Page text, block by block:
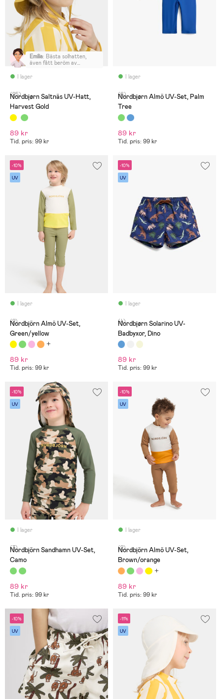
I lager
Emilia: Bästa solhatten,
även fått beröm av
längre i bak så nacken
och snart 3 åringen kan
även göra det själv.
(25)
Nordbjørn Saltnäs UV-Hatt,
Harvest Gold
89 kr
Tid. pris: 99 kr
I lager
(6)
Nordbjørn Almö UV-Set, Palm
Tree
89 kr
Tid. pris: 99 kr
-10%
UV
I lager
(2)
Nordbjörn Almö UV-Set,
Green/yellow
89 kr
Tid. pris: 99 kr
-10%
UV
I lager
(4)
Nordbjørn Solarino UV-
Badbyxor, Dino
89 kr
Tid. pris: 99 kr
-10%
UV
I lager
(3)
Nordbjörn Sandhamn UV-Set,
Camo
89 kr
Tid. pris: 99 kr
-10%
UV
I lager
(2)
Nordbjörn Almö UV-Set,
Brown/orange
89 kr
Tid. pris: 99 kr
-10%
UV
-11%
UV